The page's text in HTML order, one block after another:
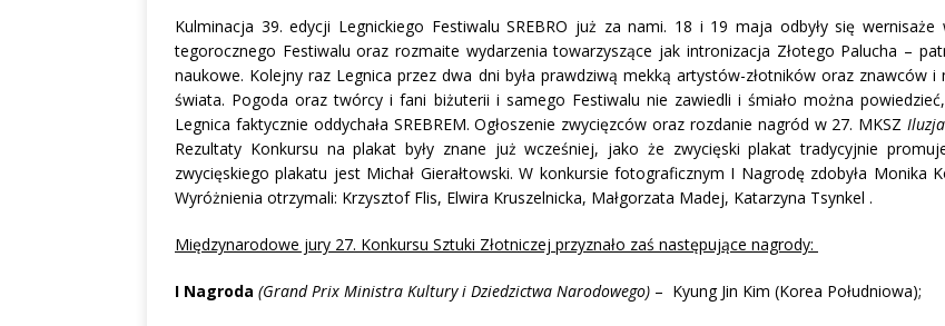
Kulminacja 39. edycji Legnickiego Festiwalu SREBRO już za nami. 18 i 19 maja odbyły się
tegorocznego Festiwalu oraz rozmaite wydarzenia towarzyszące jak intronizacja Złotego Palucha –
naukowe. Kolejny raz Legnica przez dwa dni była prawdziwą mekką artystów-złotników oraz znawców
świata. Pogoda oraz twórcy i fani biżuterii i samego Festiwalu nie zawiedli i śmiało można
Legnica faktycznie oddychała SREBREM. Ogłoszenie zwycięzców oraz rozdanie nagród w 27. MKSZ
Rezultaty Konkursu na plakat były znane już wcześniej, jako że zwycięski plakat tradycyjnie
zwycięskiego plakatu jest Michał Gierałtowski. W konkursie fotograficznym I Nagrodę zdobyła Monika
Wyróżnienia otrzymali: Krzysztof Flis, Elwira Kruszelnicka, Małgorzata Madej, Katarzyna Tsynkel .
Międzynarodowe jury 27. Konkursu Sztuki Złotniczej przyznało zaś następujące nagrody:
I Nagroda (Grand Prix Ministra Kultury i Dziedzictwa Narodowego) – Kyung Jin Kim (Korea Południowa);